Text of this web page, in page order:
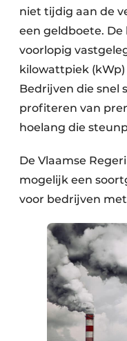
niet tijdig aan de
een geldboete.
voorlopig
kilowattpiek
Bedrijven die snel
profiteren van
hoelang die
De Vlaamse
mogelijk een
voor bedrijven